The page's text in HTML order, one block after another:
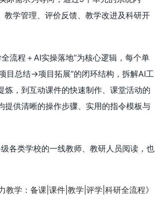
学管理、评价反馈、教学改进及科研开
流程＋AI实操落地”为核心逻辑，每个单
总结→项目拓展”的闭环结构，拆解AI工
，到互动课件的快速制作、课堂活动的
供清晰的操作步骤、实用的指令模板与
各类学校的一线教师、教研人员阅读，也